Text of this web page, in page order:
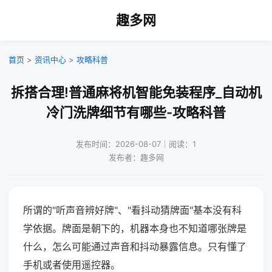
趣多网
首页 > 资讯中心 > 攻略科普
拆搭合理!普通麻将机智能免装程序_自动机
冷门洗牌细节有哪些-攻略科普
发布时间：2026-08-07｜阅读：1
发布者：趣多网
所谓的"听声音辨好牌"、"看抖动猜牌面"基本没有科
学依据。牌面是朝下的，机器本身也不知道哪张牌是
什么，怎么可能通过声音和抖动暴露信息。只有懂了
手机或者使用遥控器。